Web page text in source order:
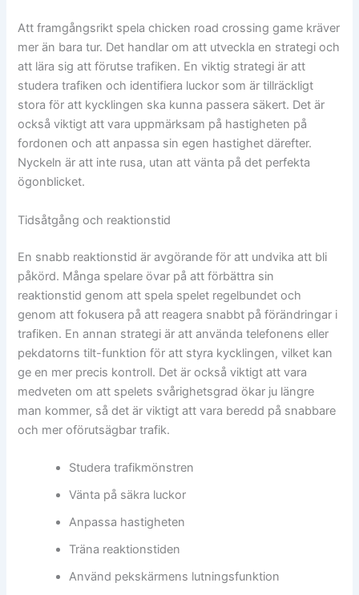
Att framgångsrikt spela chicken road crossing game kräver
mer än bara tur. Det handlar om att utveckla en strategi och
att lära sig att förutse trafiken. En viktig strategi är att
studera trafiken och identifiera luckor som är tillräckligt
stora för att kycklingen ska kunna passera säkert. Det är
också viktigt att vara uppmärksam på hastigheten på
fordonen och att anpassa sin egen hastighet därefter.
Nyckeln är att inte rusa, utan att vänta på det perfekta
ögonblicket.
Tidsåtgång och reaktionstid
En snabb reaktionstid är avgörande för att undvika att bli
påkörd. Många spelare övar på att förbättra sin
reaktionstid genom att spela spelet regelbundet och
genom att fokusera på att reagera snabbt på förändringar i
trafiken. En annan strategi är att använda telefonens eller
pekdatorns tilt-funktion för att styra kycklingen, vilket kan
ge en mer precis kontroll. Det är också viktigt att vara
medveten om att spelets svårighetsgrad ökar ju längre
man kommer, så det är viktigt att vara beredd på snabbare
och mer oförutsägbar trafik.
Studera trafikmönstren
Vänta på säkra luckor
Anpassa hastigheten
Träna reaktionstiden
Använd pekskärmens lutningsfunktion